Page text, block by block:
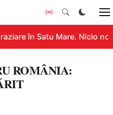
în Satu Mare. Nicio
ROMÂNIA: